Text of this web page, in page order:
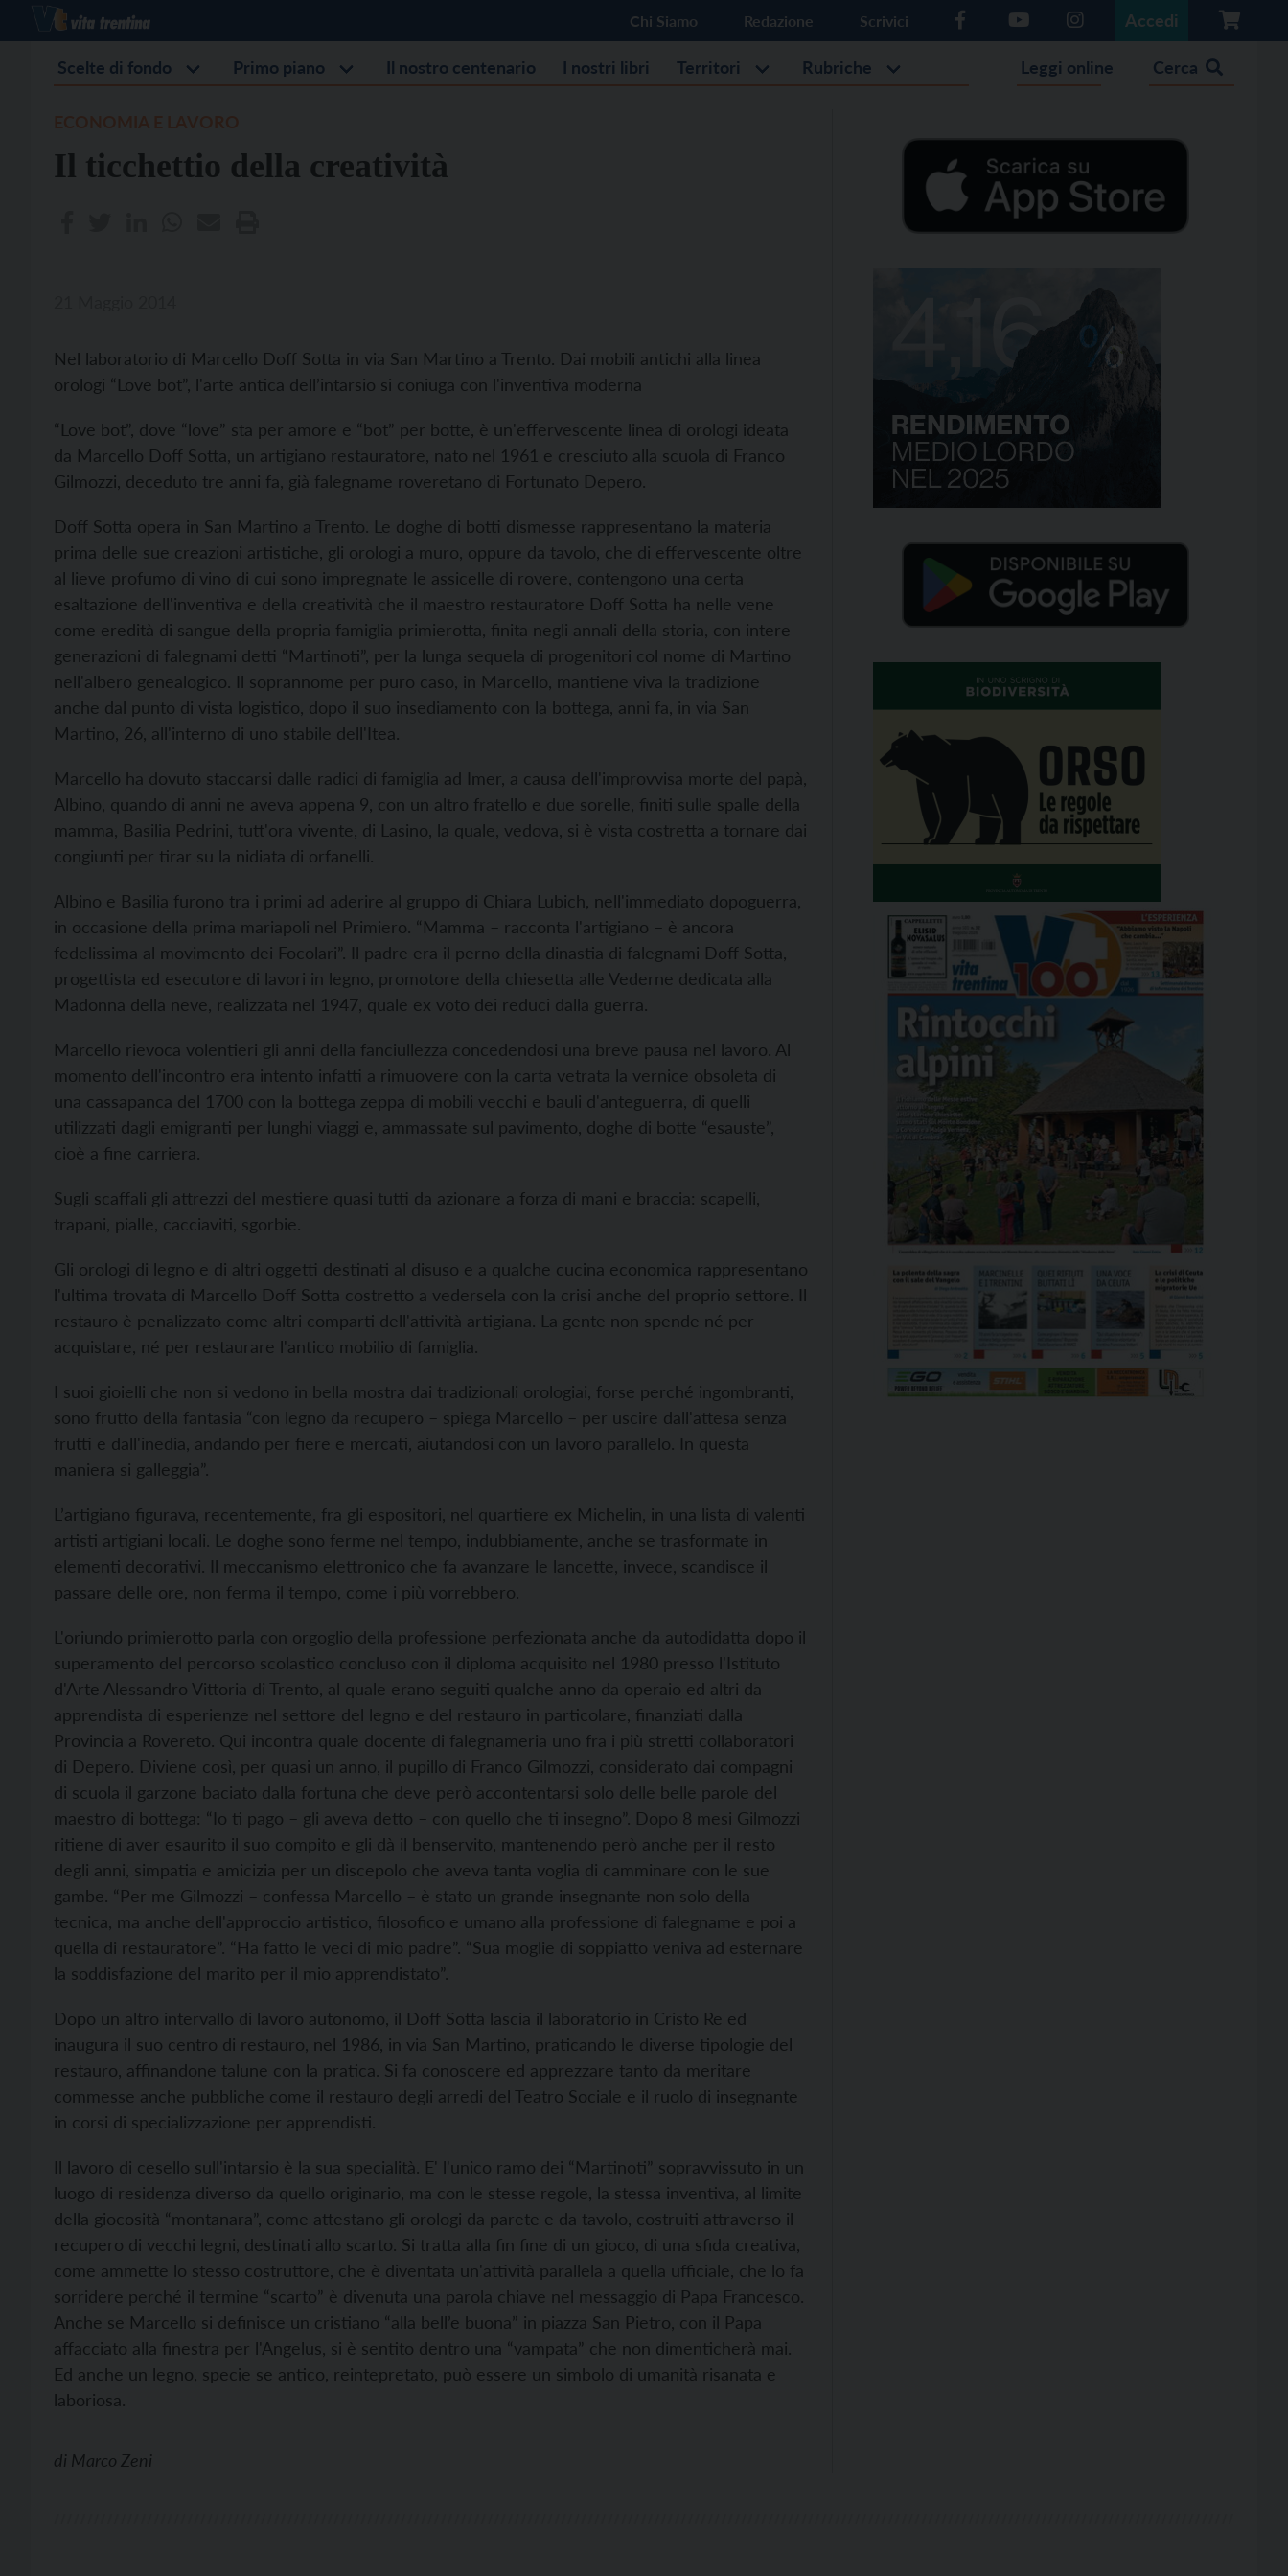
Chi Siamo Redazione Scrivici Accedi
Scelte di fondo Primo piano Il nostro centenario I nostri libri Territori Rubriche Leggi online Cerca
Il ticchettio della creatività
Nel laboratorio di Marcello Doff Sotta in via San Martino a Trento. Dai mobili antichi alla linea
orologi “Love bot”, l'arte antica dell’intarsio si coniuga con l'inventiva moderna
“Love bot”, dove “love” sta per amore e “bot” per botte, è un'effervescente linea di orologi ideata
da Marcello Doff Sotta, un artigiano restauratore, nato nel 1961 e cresciuto alla scuola di Franco
Gilmozzi, deceduto tre anni fa, già falegname roveretano di Fortunato Depero.
Doff Sotta opera in San Martino a Trento. Le doghe di botti dismesse rappresentano la materia
prima delle sue creazioni artistiche, gli orologi a muro, oppure da tavolo, che di effervescente oltre
al lieve profumo di vino di cui sono impregnate le assicelle di rovere, contengono una certa
esaltazione dell'inventiva e della creatività che il maestro restauratore Doff Sotta ha nelle vene
come eredità di sangue della propria famiglia primierotta, finita negli annali della storia, con intere
generazioni di falegnami detti “Martinoti”, per la lunga sequela di progenitori col nome di Martino
nell'albero genealogico. Il soprannome per puro caso, in Marcello, mantiene viva la tradizione
anche dal punto di vista logistico, dopo il suo insediamento con la bottega, anni fa, in via San
Martino, 26, all'interno di uno stabile dell'Itea.
Marcello ha dovuto staccarsi dalle radici di famiglia ad Imer, a causa dell'improvvisa morte del papà,
Albino, quando di anni ne aveva appena 9, con un altro fratello e due sorelle, finiti sulle spalle della
mamma, Basilia Pedrini, tutt'ora vivente, di Lasino, la quale, vedova, si è vista costretta a tornare dai
congiunti per tirar su la nidiata di orfanelli.
Albino e Basilia furono tra i primi ad aderire al gruppo di Chiara Lubich, nell'immediato dopoguerra,
in occasione della prima mariapoli nel Primiero. “Mamma – racconta l'artigiano – è ancora
fedelissima al movimento dei Focolari”. Il padre era il perno della dinastia di falegnami Doff Sotta,
progettista ed esecutore di lavori in legno, promotore della chiesetta alle Vederne dedicata alla
Madonna della neve, realizzata nel 1947, quale ex voto dei reduci dalla guerra.
Marcello rievoca volentieri gli anni della fanciullezza concedendosi una breve pausa nel lavoro. Al
momento dell'incontro era intento infatti a rimuovere con la carta vetrata la vernice obsoleta di
una cassapanca del 1700 con la bottega zeppa di mobili vecchi e bauli d'anteguerra, di quelli
utilizzati dagli emigranti per lunghi viaggi e, ammassate sul pavimento, doghe di botte “esauste”,
cioè a fine carriera.
Sugli scaffali gli attrezzi del mestiere quasi tutti da azionare a forza di mani e braccia: scapelli,
trapani, pialle, cacciaviti, sgorbie.
Gli orologi di legno e di altri oggetti destinati al disuso e a qualche cucina economica rappresentano
l'ultima trovata di Marcello Doff Sotta costretto a vedersela con la crisi anche del proprio settore. Il
restauro è penalizzato come altri comparti dell'attività artigiana. La gente non spende né per
acquistare, né per restaurare l'antico mobilio di famiglia.
I suoi gioielli che non si vedono in bella mostra dai tradizionali orologiai, forse perché ingombranti,
sono frutto della fantasia “con legno da recupero – spiega Marcello – per uscire dall'attesa senza
frutti e dall'inedia, andando per fiere e mercati, aiutandosi con un lavoro parallelo. In questa
maniera si galleggia”.
L’artigiano figurava, recentemente, fra gli espositori, nel quartiere ex Michelin, in una lista di valenti
artisti artigiani locali. Le doghe sono ferme nel tempo, indubbiamente, anche se trasformate in
elementi decorativi. Il meccanismo elettronico che fa avanzare le lancette, invece, scandisce il
passare delle ore, non ferma il tempo, come i più vorrebbero.
L'oriundo primierotto parla con orgoglio della professione perfezionata anche da autodidatta dopo il
superamento del percorso scolastico concluso con il diploma acquisito nel 1980 presso l'Istituto
d'Arte Alessandro Vittoria di Trento, al quale erano seguiti qualche anno da operaio ed altri da
apprendista di esperienze nel settore del legno e del restauro in particolare, finanziati dalla
Provincia a Rovereto. Qui incontra quale docente di falegnameria uno fra i più stretti collaboratori
di Depero. Diviene così, per quasi un anno, il pupillo di Franco Gilmozzi, considerato dai compagni
di scuola il garzone baciato dalla fortuna che deve però accontentarsi solo delle belle parole del
maestro di bottega: “Io ti pago – gli aveva detto – con quello che ti insegno”. Dopo 8 mesi Gilmozzi
ritiene di aver esaurito il suo compito e gli dà il benservito, mantenendo però anche per il resto
degli anni, simpatia e amicizia per un discepolo che aveva tanta voglia di camminare con le sue
gambe. “Per me Gilmozzi – confessa Marcello – è stato un grande insegnante non solo della
tecnica, ma anche dell'approccio artistico, filosofico e umano alla professione di falegname e poi a
quella di restauratore”. “Ha fatto le veci di mio padre”. “Sua moglie di soppiatto veniva ad esternare
la soddisfazione del marito per il mio apprendistato”.
Dopo un altro intervallo di lavoro autonomo, il Doff Sotta lascia il laboratorio in Cristo Re ed
inaugura il suo centro di restauro, nel 1986, in via San Martino, praticando le diverse tipologie del
restauro, affinandone talune con la pratica. Si fa conoscere ed apprezzare tanto da meritare
commesse anche pubbliche come il restauro degli arredi del Teatro Sociale e il ruolo di insegnante
in corsi di specializzazione per apprendisti.
Il lavoro di cesello sull'intarsio è la sua specialità. E' l'unico ramo dei “Martinoti” sopravvissuto in un
luogo di residenza diverso da quello originario, ma con le stesse regole, la stessa inventiva, al limite
della giocosità “montanara”, come attestano gli orologi da parete e da tavolo, costruiti attraverso il
recupero di vecchi legni, destinati allo scarto. Si tratta alla fin fine di un gioco, di una sfida creativa,
come ammette lo stesso costruttore, che è diventata un'attività parallela a quella ufficiale, che lo fa
sorridere perché il termine “scarto” è divenuta una parola chiave nel messaggio di Papa Francesco.
Anche se Marcello si definisce un cristiano “alla bell’e buona” in piazza San Pietro, con il Papa
affacciato alla finestra per l'Angelus, si è sentito dentro una “vampata” che non dimenticherà mai.
Ed anche un legno, specie se antico, reintepretato, può essere un simbolo di umanità risanata e
laboriosa.
di Marco Zeni